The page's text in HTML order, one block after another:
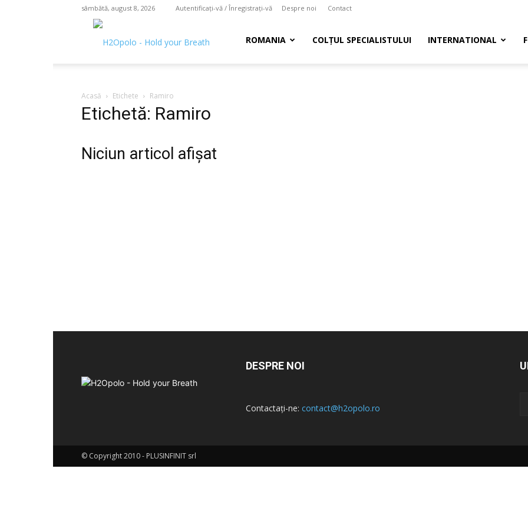
sâmbătă, august 8, 2026 Autentificați-vă / Înregistrați-vă Despre noi Contact
ROMANIA COLȚUL SPECIALISTULUI INTERNATIONAL
Acasă Etichete Ramiro
Etichetă: Ramiro
Niciun articol afișat
DESPRE NOI
Contactați-ne: contact@h2opolo.ro
© Copyright 2010 - PLUSINFINIT srl